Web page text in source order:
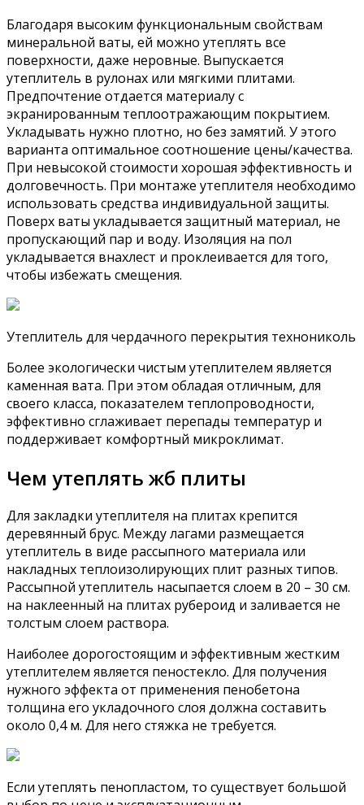
Благодаря высоким функциональным свойствам
минеральной ваты, ей можно утеплять все
поверхности, даже неровные. Выпускается
утеплитель в рулонах или мягкими плитами.
Предпочтение отдается материалу с
экранированным теплоотражающим покрытием.
Укладывать нужно плотно, но без замятий. У этого
варианта оптимальное соотношение цены/качества.
При невысокой стоимости хорошая эффективность и
долговечность. При монтаже утеплителя необходимо
использовать средства индивидуальной защиты.
Поверх ваты укладывается защитный материал, не
пропускающий пар и воду. Изоляция на пол
укладывается внахлест и проклеивается для того,
чтобы избежать смещения.
Утеплитель для чердачного перекрытия технониколь
Более экологически чистым утеплителем является
каменная вата. При этом обладая отличным, для
своего класса, показателем теплопроводности,
эффективно сглаживает перепады температур и
поддерживает комфортный микроклимат.
Чем утеплять жб плиты
Для закладки утеплителя на плитах крепится
деревянный брус. Между лагами размещается
утеплитель в виде рассыпного материала или
накладных теплоизолирующих плит разных типов.
Рассыпной утеплитель насыпается слоем в 20 – 30 см.
на наклеенный на плитах рубероид и заливается не
толстым слоем раствора.
Наиболее дорогостоящим и эффективным жестким
утеплителем является пеностекло. Для получения
нужного эффекта от применения пенобетона
толщина его укладочного слоя должна составить
около 0,4 м. Для него стяжка не требуется.
Если утеплять пенопластом, то существует большой